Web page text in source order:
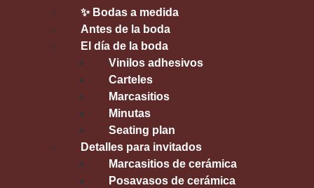
✨ Bodas a medida
Antes de la boda
El día de la boda
Vinilos adhesivos
Carteles
Marcasitios
Minutas
Seating plan
Detalles para invitados
Marcasitios de cerámica
Posavasos de cerámica